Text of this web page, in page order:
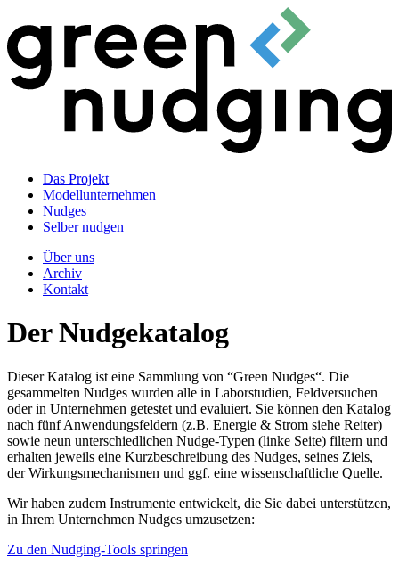
Das Projekt
Modellunternehmen
Nudges
Selber nudgen
Über uns
Archiv
Kontakt
Der Nudgekatalog
Dieser Katalog ist eine Sammlung von “Green Nudges“. Die
gesammelten Nudges wurden alle in Laborstudien, Feldversuchen
oder in Unternehmen getestet und evaluiert. Sie können den Katalog
nach fünf Anwendungsfeldern (z.B. Energie & Strom siehe Reiter)
sowie neun unterschiedlichen Nudge-Typen (linke Seite) filtern und
erhalten jeweils eine Kurzbeschreibung des Nudges, seines Ziels,
der Wirkungsmechanismen und ggf. eine wissenschaftliche Quelle.
Wir haben zudem Instrumente entwickelt, die Sie dabei unterstützen,
in Ihrem Unternehmen Nudges umzusetzen:
Zu den Nudging-Tools springen